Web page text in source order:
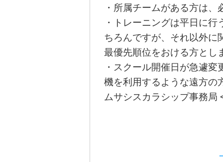
・所属チームがある方は
・トレーニングは平日に
ちろんですが、それ以外に
最優先順位をおける方とし
・スクール開催日が急遽
機を利用するような遠方の
ムサシスカラシップ事務局